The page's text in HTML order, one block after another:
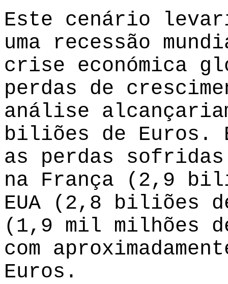
Este cenário
uma recessão
crise económica
perdas de
análise
biliões de Euros.
as perdas
na França (2,9
EUA (2,8 biliões
(1,9 mil milhões
com
Euros.